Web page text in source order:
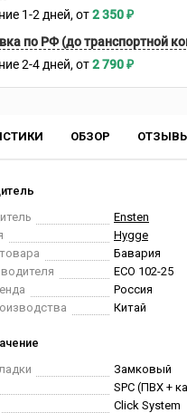
ОБЗОР
Ensten
Hygge
Бавария
ECO 102-25
Россия
Китай
Замковый
SPC (ПВХ +
Click System
1-2 дней 2 350₽
по РФ (до транспортной
2-4 дней 2 790₽